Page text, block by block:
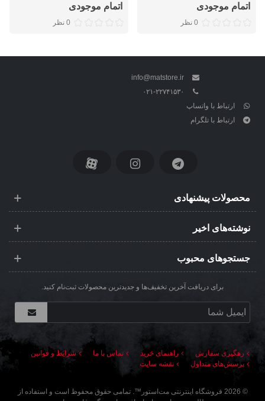
اتمام موجودی
0 نظر
اتمام موجودی
0 نظر
info@matstore.ir
۰۲۱-۲۲۷۴۱۵۳۰
ارتباط با واتساپ
ارتباط با تلگرام
محصولات پیشنهادی
نوشته‌های اخیر
جستجوهای محبوب
برای دریافت آخرین تخفیف‌ها و جدیدترین محصولات ثبت‌نام کنید.
رهگیری سفارش راهنمای خرید تماس با ما
شرایط و قوانین
پرسش‌های متداول
نقشه سایت
©
2026 فروشگاه اینترنتی مت‌استور ™. تمامی حقوق محفوظ است و استفاده از